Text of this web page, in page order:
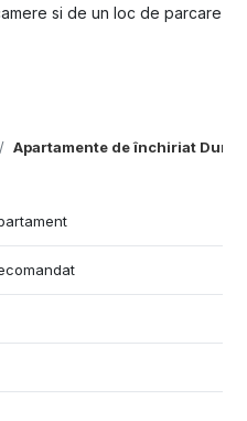
Apartamente de închiriat
si de un loc de parcare